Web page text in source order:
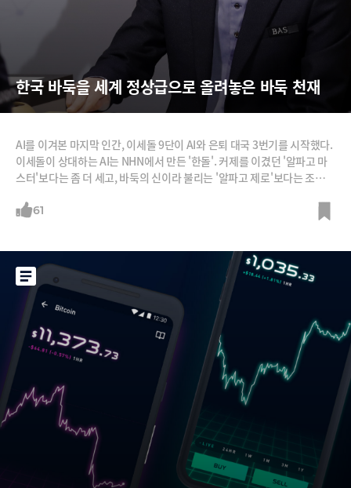
한국 바둑을 세계 정상급으로 올려놓은 바둑 천재
AI를 이겨본 마지막 인간, 이세돌 9단이 AI와 은퇴 대국 3번기를 시작했다.
이세돌이 상대하는 AI는 NHN에서 만든 '한돌'. 커제를 이겼던 '알파고 마
스터'보다는 좀 더 세고, 바둑의 신이라 불리는 '알파고 제로'보다는 조금
돌은 14개 팀 중 3위에 올랐다.이번 3번의 대국은 '치수고치기'로 펼쳐지
61